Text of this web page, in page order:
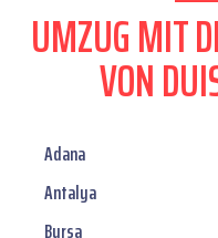
UMZUG MIT
VON
Adana
Antalya